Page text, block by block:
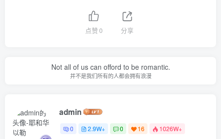
点赞0 分享
Not all of us can offord to be romantic.
并不是我们所有的人都会拥有浪漫
admin
0 2.9W+ 0 16 1026W+